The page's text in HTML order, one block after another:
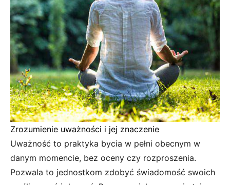
Zrozumienie uważności i jej znaczenie
Uważność to praktyka bycia w pełni obecnym w
danym momencie, bez oceny czy rozproszenia.
Pozwala to jednostkom zdobyć świadomość swoich